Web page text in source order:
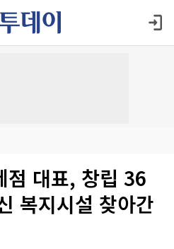
점 대표, 창립 36
복지시설 찾아간